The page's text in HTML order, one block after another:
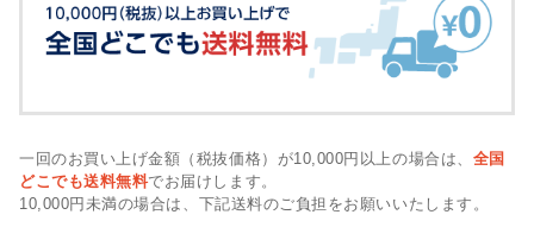
一回のお買い上げ金額（税抜価格）が10,000円以上の場合は、 全国
どこでも送料無料でお届けします。
10,000円未満の場合は、下記送料のご負担をお願いいたします。